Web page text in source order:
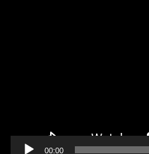
00:00